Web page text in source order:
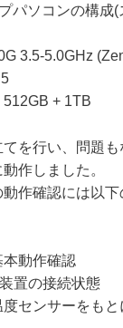
パソコンの構成(
3.5-5.0GHz
+ 1TB
を行い、問題
作しました。
作確認には以
動作確認
置の接続状態
度センサーをも